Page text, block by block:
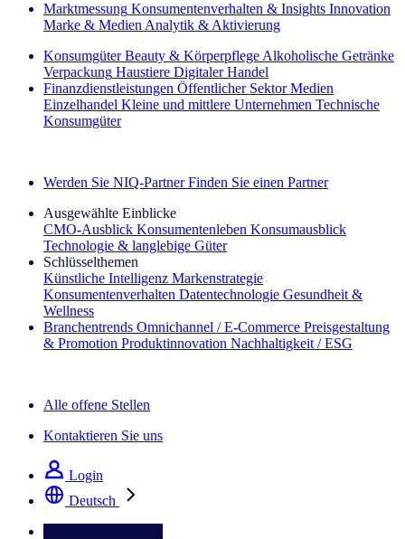
Marktmessung Konsumentenverhalten & Insights Innovation
Marke & Medien Analytik & Aktivierung
Konsumgüter Beauty & Körperpflege Alkoholische Getränke
Verpackung Haustiere Digitaler Handel
Finanzdienstleistungen Öffentlicher Sektor Medien
Einzelhandel Kleine und mittlere Unternehmen Technische
Konsumgüter
Werden Sie NIQ-Partner Finden Sie einen Partner
Ausgewählte Einblicke
CMO‑Ausblick Konsumentenleben Konsumausblick
Technologie & langlebige Güter
Schlüsselthemen
Künstliche Intelligenz Markenstrategie
Konsumentenverhalten Datentechnologie Gesundheit &
Wellness
Branchentrends Omnichannel / E‑Commerce Preisgestaltung
& Promotion Produktinnovation Nachhaltigkeit / ESG
Alle offene Stellen
Kontaktieren Sie uns
Login
Deutsch